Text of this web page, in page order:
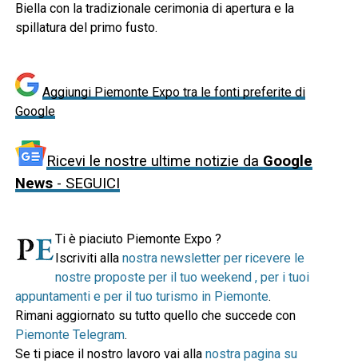
Biella con la tradizionale cerimonia di apertura e la
spillatura del primo fusto.
Aggiungi Piemonte Expo tra le fonti preferite di
Google
Ricevi le nostre ultime notizie da Google
News- SEGUICI
Ti è piaciuto Piemonte Expo ?
Iscriviti alla nostra newsletter per ricevere le
nostre proposte per il tuo weekend , per i tuoi
appuntamenti e per il tuo turismo in Piemonte.
Rimani aggiornato su tutto quello che succede con
Piemonte Telegram.
Se ti piace il nostro lavoro vai alla nostra pagina su